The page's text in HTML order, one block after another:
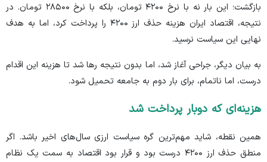
بازگشت؛ این بار نه با نرخ ۴۲۰۰ تومان، بلکه با نرخ ۲۸۵۰۰ تومان. در
نتیجه، اقتصاد ایران هزینه حذف ارز ۴۲۰۰ را پرداخت کرد، اما به هدف
نهایی این سیاست نرسید.
به بیان دیگر، جراحی آغاز شد، اما بدون نتیجه رها شد تا هزینه این اقدام
درست، اما ناتمام، برای بار دوم به جامعه تحمیل شود.
هزینه‌ای که دوبار پرداخت شد
همین نقطه، شاید مهم‌ترین گره سیاست ارزی سال‌های اخیر باشد. اگر
منطق حذف ارز ۴۲۰۰ درست بود و قرار بود اقتصاد به سمت یک نظام